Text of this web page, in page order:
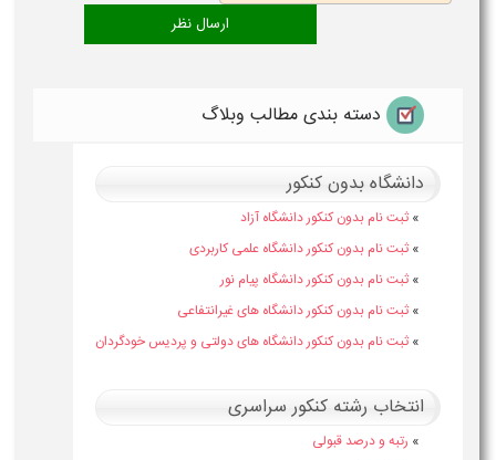
دسته بندی مطالب وبلاگ
دانشگاه بدون کنکور
» ثبت نام بدون کنکور دانشگاه آزاد
» ثبت نام بدون کنکور دانشگاه علمی کاربردی
» ثبت نام بدون کنکور دانشگاه پیام نور
» ثبت نام بدون کنکور دانشگاه های غیرانتفاعی
» ثبت نام بدون کنکور دانشگاه های دولتی و پردیس خودگردان
انتخاب رشته کنکور سراسری
» رتبه و درصد قبولی